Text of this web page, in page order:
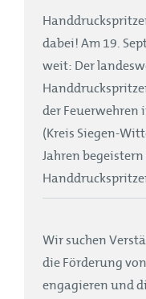
dabei! Am 19.
weit: Der
der Feuerwehren
(Kreis Siegen-
Jahren begeistern
Wir suchen
die Förderung
engagieren und